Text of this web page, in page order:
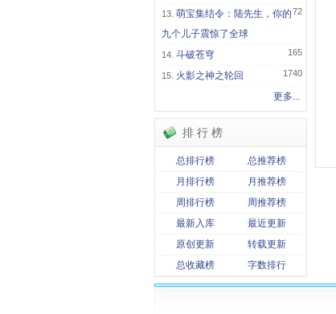
72
萌宝集结令：陆先生，你的
九个儿子震惊了全球
165
斗破苍穹
1740
火影之神之轮回
更多...
排 行 榜
总排行榜
总推荐榜
月排行榜
月推荐榜
周排行榜
周推荐榜
最新入库
最近更新
原创更新
转载更新
总收藏榜
字数排行